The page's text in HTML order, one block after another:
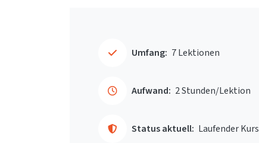
Umfang: 7 Lektionen
Aufwand: 2 Stunden/Lektion
Status aktuell: Laufender Kurs